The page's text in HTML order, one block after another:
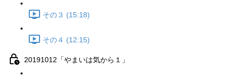
その３ (15:18)
その４ (12:15)
20191012「やまいは気から１」